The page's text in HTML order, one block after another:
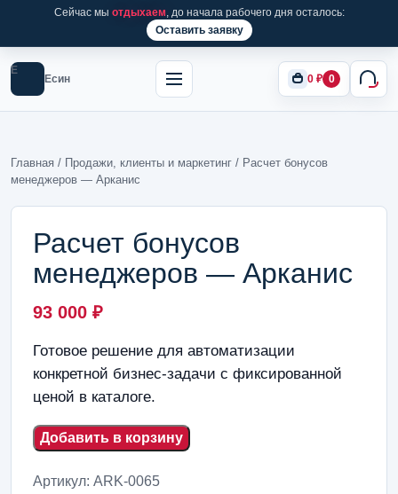
Сейчас мы отдыхаем, до начала рабочего дня осталось:
Оставить заявку
Е
Есин 0 ₽ 0
Главная / Продажи, клиенты и маркетинг / Расчет бонусов
менеджеров — Арканис
Расчет бонусов
менеджеров — Арканис
93 000 ₽
Готовое решение для автоматизации
конкретной бизнес-задачи с фиксированной
ценой в каталоге.
Добавить в корзину
Артикул: ARK-0065